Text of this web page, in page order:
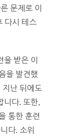
문제로 이
다시 테스
받은 이
을 발견했
지난 뒤에도
니다. 또한,
통한 훈련
다. 소위